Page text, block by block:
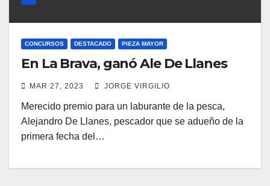
CONCURSOS DESTACADO PIEZA MAYOR
En La Brava, ganó Ale De Llanes
MAR 27, 2023 JORGE VIRGILIO
Merecido premio para un laburante de la pesca,
Alejandro De Llanes, pescador que se adueño de la
primera fecha del…